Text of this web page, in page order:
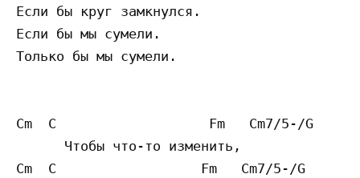
Если бы круг замкнулся.
Если бы мы сумели.
Только бы мы сумели.
Cm  C                   Fm   Cm7/5-/G
      Чтобы что-то изменить,
Cm  C                  Fm   Cm7/5-/G